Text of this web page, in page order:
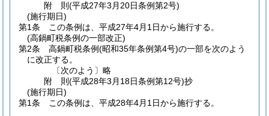
附 則(平成27年3月20日条例第2号)
(施行期日)
第1条
この条例は、平成27年4月1日から施行する。
(高鍋町税条例の一部改正)
第2条
高鍋町税条例(昭和35年条例第4号)の一部を次のよう
に改正する。
〔次のよう〕略
附 則(平成28年3月18日条例第12号)抄
(施行期日)
第1条
この条例は、平成28年4月1日から施行する。